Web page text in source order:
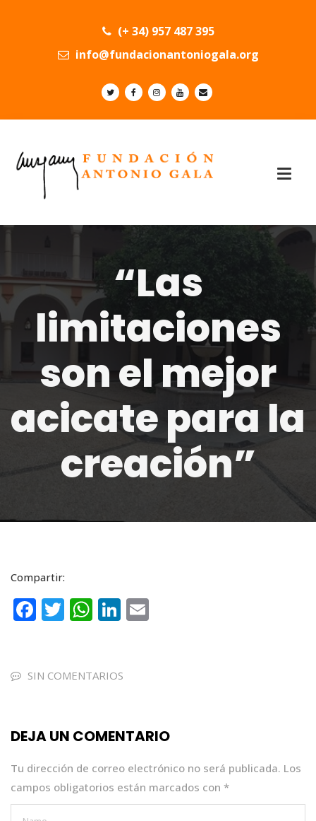
(+ 34) 957 487 395
info@fundacionantoniogala.org
“Las
limitaciones
son el mejor
acicate para la
creación”
Compartir:
F
e
o
k
T
te
W
ts
p
Li
e
SIN COMENTARIOS
DEJA UN COMENTARIO
Tu dirección de correo electrónico no será publicada. Los
campos obligatorios están marcados con *